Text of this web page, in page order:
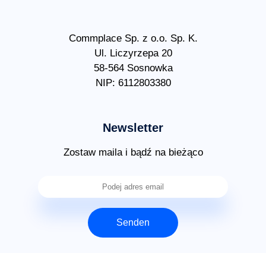
Commplace Sp. z o.o. Sp. K.
Ul. Liczyrzepa 20
58-564 Sosnowka
NIP: 6112803380
Newsletter
Zostaw maila i bądź na bieżąco
Senden